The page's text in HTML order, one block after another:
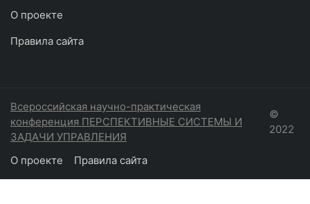
О проекте
Правила сайта
Всероссийская научно-практическая
конференция ПЕРСПЕКТИВНЫЕ СИСТЕМЫ И
ЗАДАЧИ УПРАВЛЕНИЯ
©
2022
О проекте Правила сайта